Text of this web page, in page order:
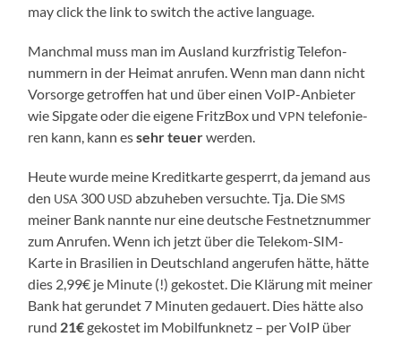
may click the link to switch the acti­ve language.
Manch­mal muss man im Aus­land kurz­fris­tig Tele­fon­
num­mern in der Hei­mat anru­fen. Wenn man dann nicht
Vor­sor­ge getrof­fen hat und über einen VoIP-Anbieter
wie Sip­ga­te oder die eige­ne Fritz­Box undVPN tele­fo­nie­
ren kann, kann essehr teu­erwerden.
Heu­te wur­de mei­ne Kre­dit­kar­te gesperrt, da jemand aus
den USA 300 USD abzu­he­ben ver­such­te. Tja. DieSMS
mei­ner Bank nann­te nur eine deut­sche Fest­netz­num­mer
zum Anru­fen. Wenn ich jetzt über die Telekom-SIM-
Karte in Bra­si­li­en in Deutsch­land ange­ru­fen hät­te, hät­te
dies 2,99€ je Minu­te (!) gekos­tet. Die Klä­rung mit mei­ner
Bank hat gerun­det 7 Minu­ten gedau­ert. Dies hät­te also
rund 21€gekos­tet im Mobil­funk­netz – per VoIP über